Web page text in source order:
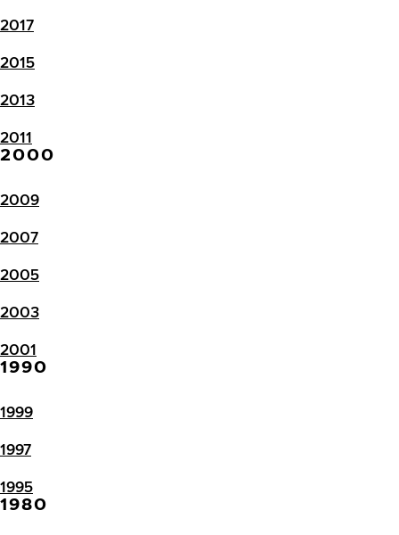
2017
2015
2013
2011
2000
2009
2007
2005
2003
2001
1990
1999
1997
1995
1980